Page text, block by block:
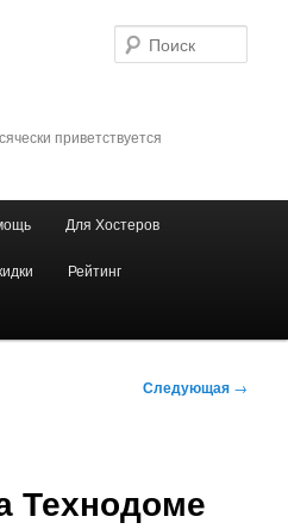
приветствуется
Для Хостеров
Рейтинг
Следующая →
Технодоме